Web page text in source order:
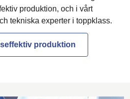
produktion, och i vårt
tekniska experter i toppklass.
produktion